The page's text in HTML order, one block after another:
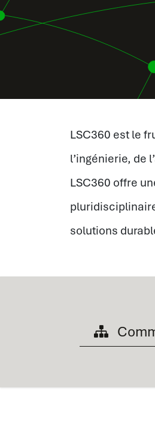
LSC360 est le
l’ingénierie, de
LSC360 offre
solutions